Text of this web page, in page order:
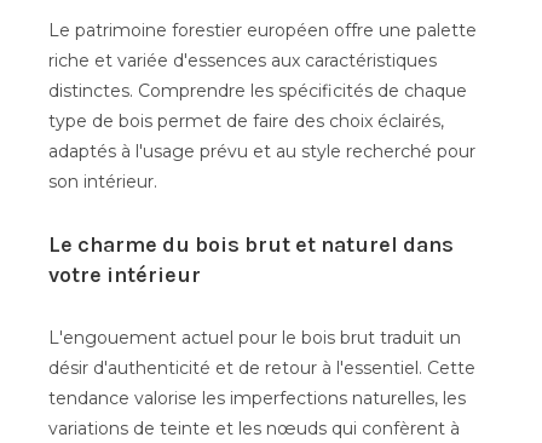
Le patrimoine forestier européen offre une palette
riche et variée d'essences aux caractéristiques
distinctes. Comprendre les spécificités de chaque
type de bois permet de faire des choix éclairés,
adaptés à l'usage prévu et au style recherché pour
son intérieur.
Le charme du bois brut et naturel dans
votre intérieur
L'engouement actuel pour le bois brut traduit un
désir d'authenticité et de retour à l'essentiel. Cette
tendance valorise les imperfections naturelles, les
variations de teinte et les nœuds qui confèrent à